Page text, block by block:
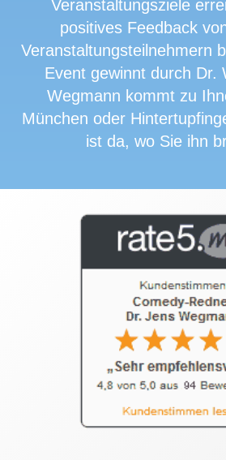
Veranstaltungsziele
positives Feedback
Veranstaltungsteilnehmern
Event gewinnt durch Dr.
Wegmann kommt zu
München oder
ist da, wo Sie ihn